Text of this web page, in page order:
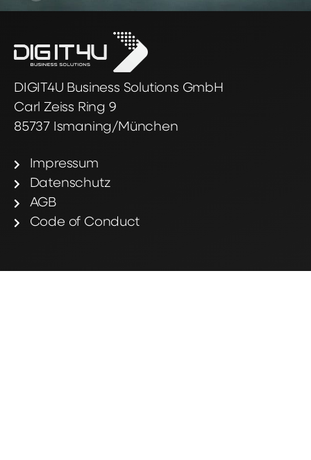
DIGIT4U Business Solutions GmbH
Carl Zeiss Ring 9
85737 Ismaning/München
Impressum
Datenschutz
AGB
Code of Conduct